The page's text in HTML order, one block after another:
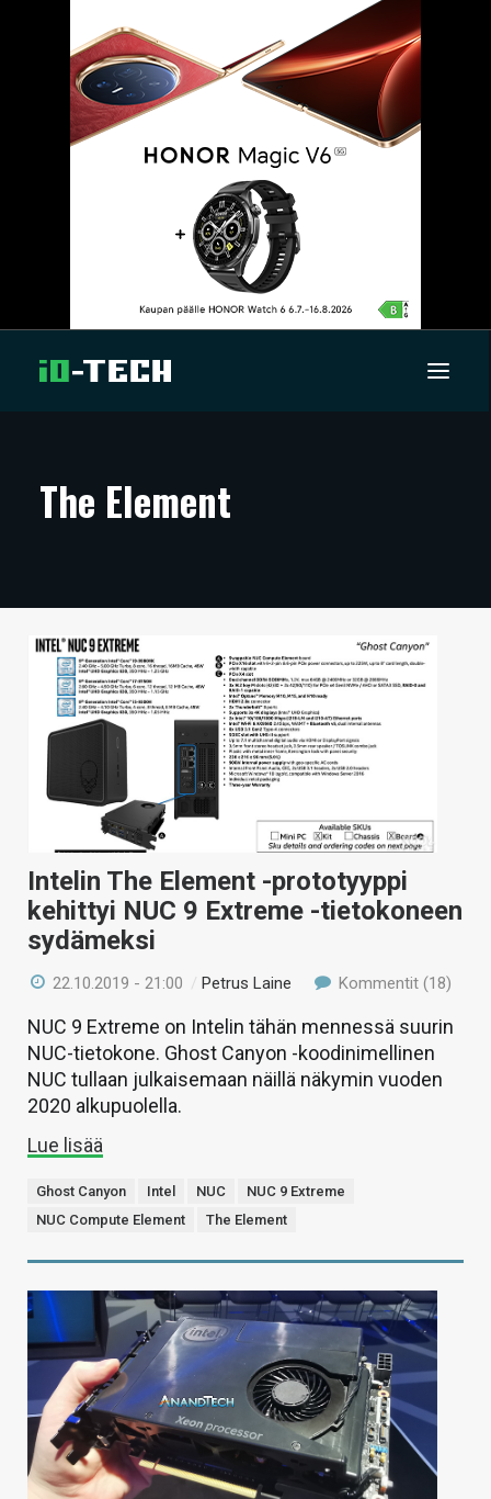
ARTIKKELIT
TECHBBS
TIETOA
HINTA.FI
KAUPPA
VAIHDA TEEMA
HAKU
The Element
Intelin The Element -prototyyppi
kehittyi NUC 9 Extreme -tietokoneen
sydämeksi
22.10.2019 - 21:00 /Petrus Laine Kommentit (18)
NUC 9 Extreme on Intelin tähän mennessä suurin
NUC-tietokone. Ghost Canyon -koodinimellinen
NUC tullaan julkaisemaan näillä näkymin vuoden
2020 alkupuolella.
Lue lisää
Ghost Canyon Intel NUC
NUC 9 Extreme
NUC Compute Element
The Element